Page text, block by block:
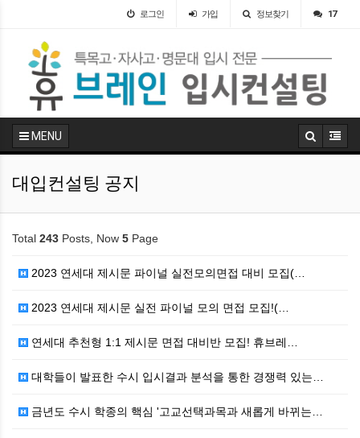
로그인 가입 정보찾기 17
MENU
대입컨설팅 공지
Total 243 Posts, Now 5 Page
2023 연세대 제시문 파이널 실전모의면접 대비 모집(…
2023 연세대 제시문 실전 파이널 모의 면접 모집!(…
연세대 추천형 1:1 제시문 면접 대비반 모집! 휴브레…
대학들이 발표한 수시 입시결과 분석을 통한 경쟁력 있는…
금년도 수시 학종의 핵심 '고교선택과목과 새롭게 바뀌는…